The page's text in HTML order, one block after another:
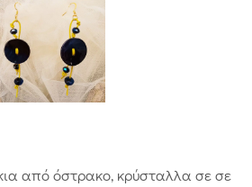
από όστρακο, κρύσταλλα σε σε